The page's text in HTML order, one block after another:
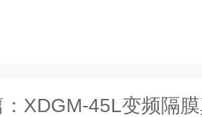
XDGM-45L变频隔